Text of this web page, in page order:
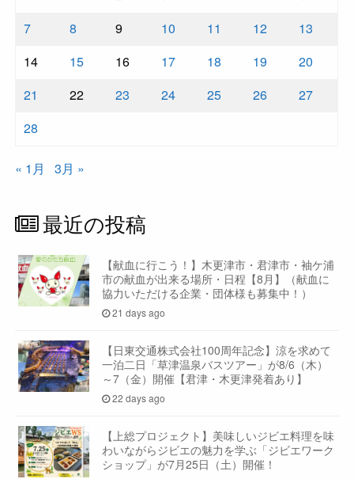
7
8 9 10 11 12
13
14
15 16 17 18 19
20
21
22 23 24 25 26
27
28
« 1月 3月 »
最近の投稿
【献血に行こう！】木更津市・君津市・袖ケ浦
市の献血が出来る場所・日程【8月】（献血に
協力いただける企業・団体様も募集中！）
21 days ago
【日東交通株式会社100周年記念】涼を求めて
一泊二日「草津温泉バスツアー」が8/6（木）
～7（金）開催【君津・木更津発着あり】
22 days ago
【上総プロジェクト】美味しいジビエ料理を味
わいながらジビエの魅力を学ぶ「ジビエワーク
ショップ」が7月25日（土）開催！